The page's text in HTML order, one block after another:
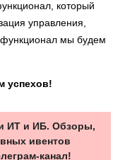
который
управления,
функционал мы будем
успехов!
ИТ и ИБ. Обзоры,
ивентов
канал!